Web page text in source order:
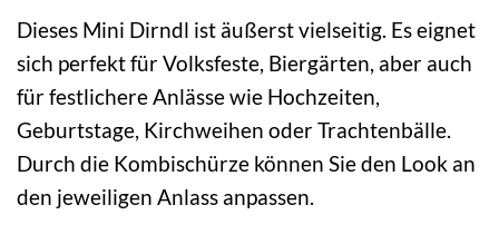
Dieses Mini Dirndl ist äußerst vielseitig. Es eignet
sich perfekt für Volksfeste, Biergärten, aber auch
für festlichere Anlässe wie Hochzeiten,
Geburtstage, Kirchweihen oder Trachtenbälle.
Durch die Kombischürze können Sie den Look an
den jeweiligen Anlass anpassen.